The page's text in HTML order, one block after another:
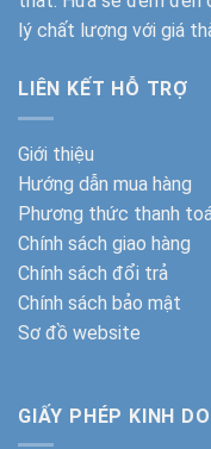
lý chất lượng với giá
LIÊN KẾT HỖ TRỢ
Giới thiệu
Hướng dẫn mua hàng
Phương thức thanh
Chính sách giao hàng
Chính sách đổi trả
Chính sách bảo mật
Sơ đồ website
GIẤY PHÉP KINH